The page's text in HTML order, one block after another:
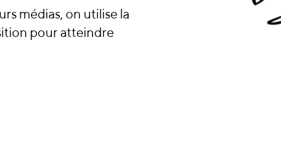
médias, on utilise la
pour atteindre